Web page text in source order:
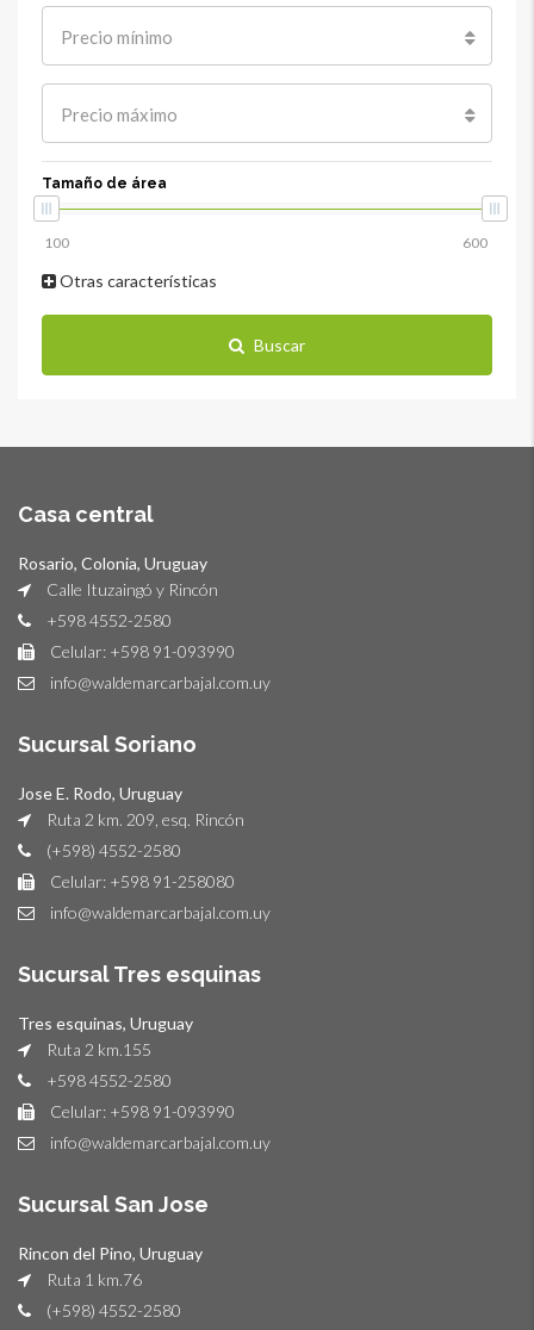
Precio mínimo
Precio máximo
Tamaño de área
Otras características
Buscar
Casa central
Rosario, Colonia, Uruguay
Calle Ituzaingó y Rincón
+598 4552-2580
Celular: +598 91-093990
info@waldemarcarbajal.com.uy
Sucursal Soriano
Jose E. Rodo, Uruguay
Ruta 2 km. 209, esq. Rincón
(+598) 4552-2580
Celular: +598 91-258080
info@waldemarcarbajal.com.uy
Sucursal Tres esquinas
Tres esquinas, Uruguay
Ruta 2 km.155
+598 4552-2580
Celular: +598 91-093990
info@waldemarcarbajal.com.uy
Sucursal San Jose
Rincon del Pino, Uruguay
Ruta 1 km.76
(+598) 4552-2580